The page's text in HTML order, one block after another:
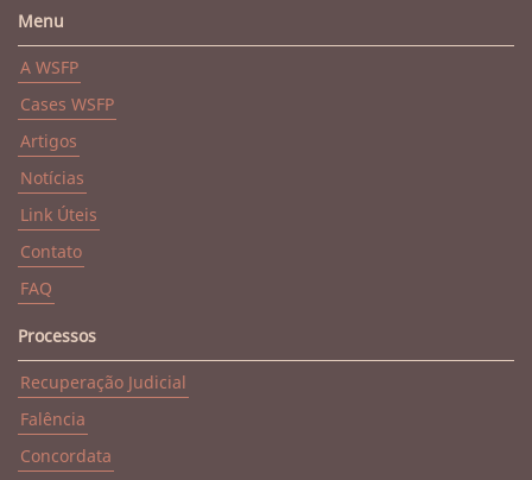
Menu
A WSFP
Cases WSFP
Artigos
Notícias
Link Úteis
Contato
FAQ
Processos
Recuperação Judicial
Falência
Concordata